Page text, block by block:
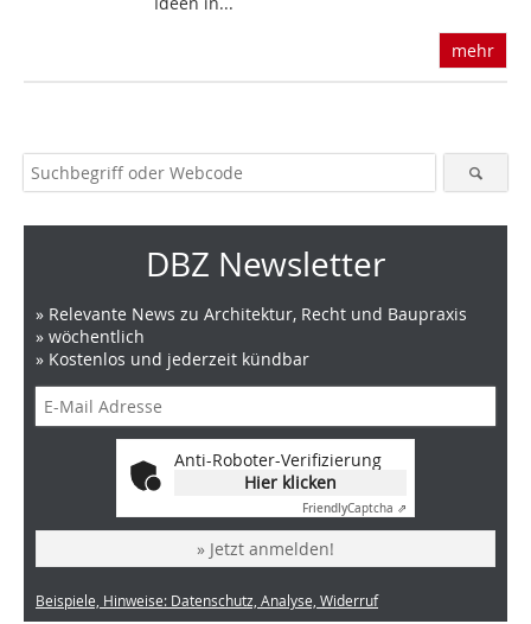
mehr
DBZ Newsletter
» Relevante News zu Architektur, Recht und Baupraxis
» wöchentlich
» Kostenlos und jederzeit kündbar
Anti-Roboter-Verifizierung
Hier klicken
FriendlyCaptcha ⇗
» Jetzt anmelden!
Beispiele, Hinweise: Datenschutz, Analyse, Widerruf